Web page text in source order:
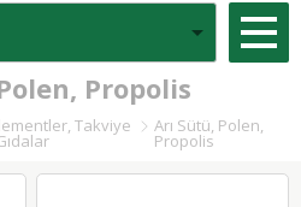
Propolis
Takviye Arı Sütü, Polen,
Propolis